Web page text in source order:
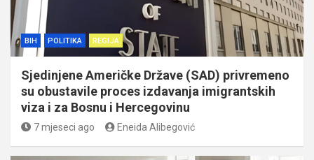
BIH POLITIKA REGIJA
Sjedinjene Američke Države (SAD) privremeno
su obustavile proces izdavanja imigrantskih
viza i za Bosnu i Hercegovinu
7 mjeseci ago Eneida Alibegović